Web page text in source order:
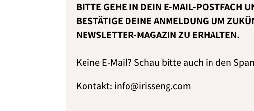
BITTE GEHE IN DEIN E-MAIL-POSTFACH
BESTÄTIGE DEINE ANMELDUNG UM
NEWSLETTER-MAGAZIN ZU ERHALTEN.
Keine E-Mail? Schau bitte auch in den
Kontakt: info@irisseng.com